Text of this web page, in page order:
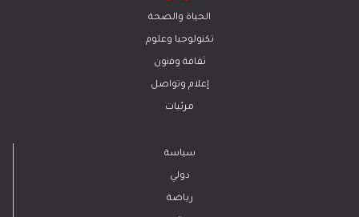
الحياة والصحة
تكنولوجيا وعلوم
ﺛﻘﺎﻓﺔ وﻓﻧون
إعلام وتواصل
مرئيات
سياسة
دولي
رياضة